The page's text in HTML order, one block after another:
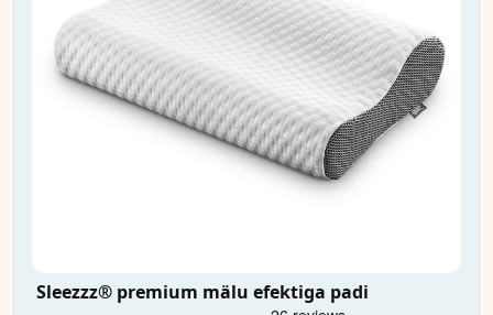
Sleezzz® premium mälu efektiga padi